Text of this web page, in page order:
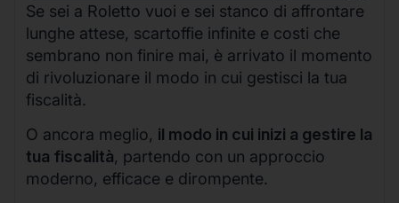
Se sei a Roletto vuoi e sei stanco di affrontare
lunghe attese, scartoffie infinite e costi che
sembrano non finire mai, è arrivato il momento
di rivoluzionare il modo in cui gestisci la tua
fiscalità.
O ancora meglio, il modo in cui inizi a gestire la
tua fiscalità, partendo con un approccio
moderno, efficace e dirompente.